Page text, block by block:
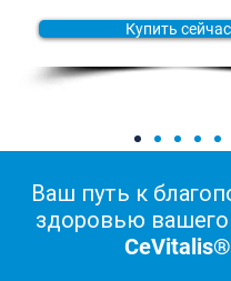
Купить сейчас
Ваш путь к
здоровью вашего
CeVitalis®